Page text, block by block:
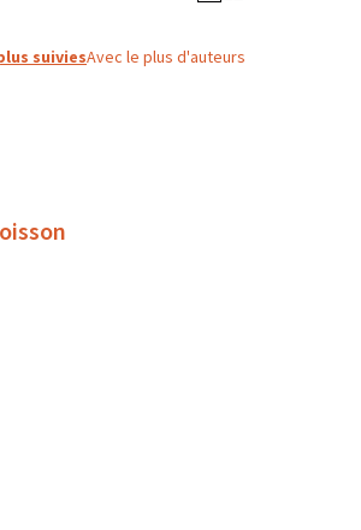
suiviesAvec le plus d'auteurs